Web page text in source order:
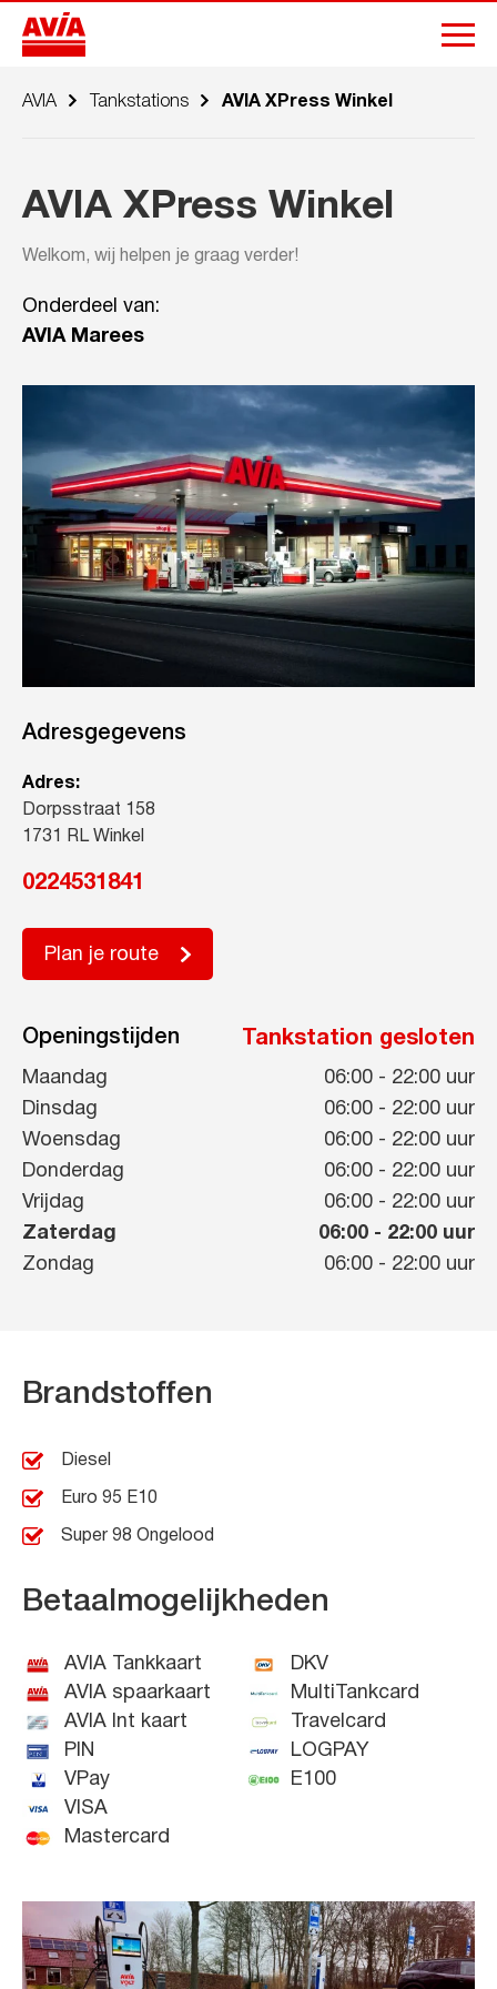
AVIA Tankstations AVIA XPress Winkel
AVIA XPress Winkel
Welkom, wij helpen je graag verder!
Onderdeel van:
AVIA Marees
Adresgegevens
Adres:
Dorpsstraat 158
1731 RL Winkel
0224531841
Plan je route
Openingstijden Tankstation gesloten
Maandag 06:00 - 22:00 uur
Dinsdag
06:00 - 22:00 uur
Woensdag
06:00 - 22:00 uur
Donderdag
06:00 - 22:00 uur
Vrijdag
06:00 - 22:00 uur
Zaterdag
06:00 - 22:00 uur
Zondag
06:00 - 22:00 uur
Brandstoffen
Diesel
Euro 95 E10
Super 98 Ongelood
Betaalmogelijkheden
AVIA Tankkaart
AVIA spaarkaart
AVIA Int kaart
PIN
VPay
VISA
Mastercard
DKV
MultiTankcard
Travelcard
LOGPAY
E100